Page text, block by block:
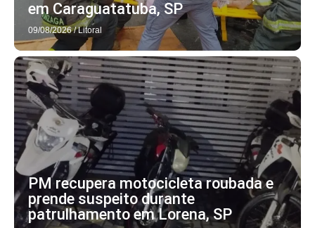
em Caraguatatuba, SP
09/08/2026 / Litoral
PM recupera motocicleta roubada e
prende suspeito durante
patrulhamento em Lorena, SP